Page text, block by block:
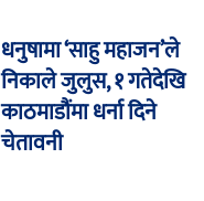
धनुषामा ‘साहु महाजन’ले
निकाले जुलुस, १ गतेदेखि
काठमाडौंमा धर्ना दिने
चेतावनी